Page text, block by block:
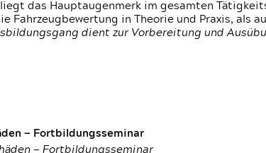
das Hauptaugenmerk im gesamten
Fahrzeugbewertung in Theorie und Praxis, als
dient zur Vorbereitung und
— Fortbildungsseminar
— Fortbildungsseminar